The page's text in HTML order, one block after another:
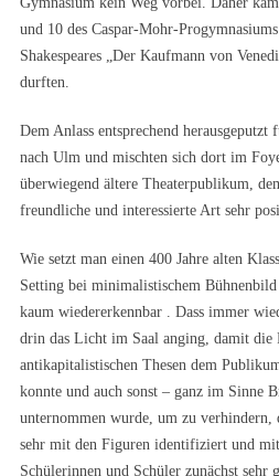
und 10 des Caspar-Mohr-
Shakespeares „Der Kaufmann von
durften.
Dem Anlass entsprechend
nach Ulm und mischten sich dort im
überwiegend ältere Theaterpublikum,
freundliche und interessierte Art sehr
Wie setzt man einen 400 Jahre alten
Setting bei minimalistischem Bühnenbild
kaum wiedererkennbar . Dass immer
drin das Licht im Saal anging, damit die
antikapitalistischen Thesen dem
konnte und auch sonst – ganz im Sinne
unternommen wurde, um zu verhindern,
sehr mit den Figuren identifiziert und
Schülerinnen und Schüler zunächst sehr